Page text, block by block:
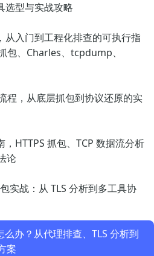
选型与实战攻略
从入门到工程化排查的可执行指
包、Charles、tcpdump、
程，从底层抓包到协议还原的实
，HTTPS 抓包、TCP 数据流分析
论
实战：从 TLS 分析到多工具协
办？从代理排查、TLS 分析到
案